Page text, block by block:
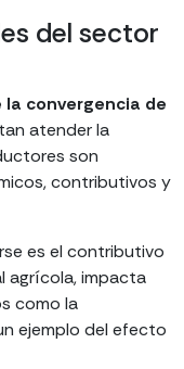
del sector
convergencia de
atender la
son
contributivos y
es el contributivo
agrícola, impacta
como la
ejemplo del efecto